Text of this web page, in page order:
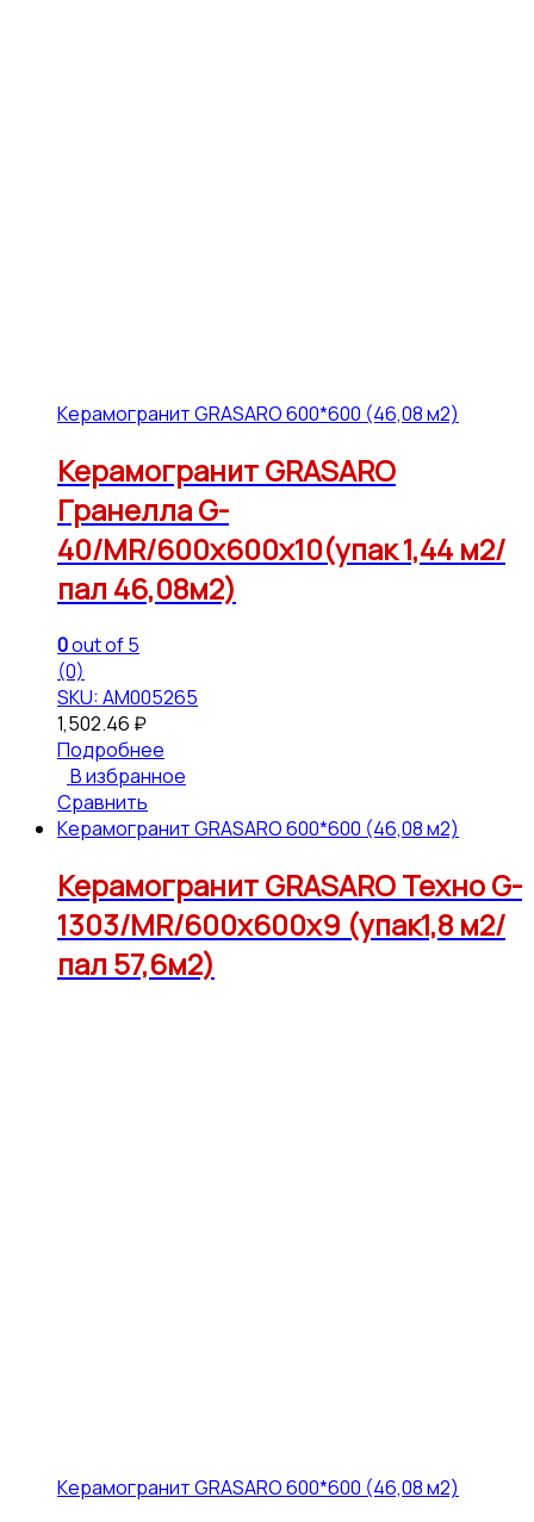
Керамогранит GRASARO 600*600 (46,08 м2)
Керамогранит GRASARO
Гранелла G-
40/MR/600x600x10(упак 1,44 м2/
пал 46,08м2)
0out of 5
(0)
SKU: АМ005265
1,502.46 ₽
Подробнее
В избранное
Сравнить
Керамогранит GRASARO 600*600 (46,08 м2)
Керамогранит GRASARO Техно G-
1303/MR/600x600x9 (упак1,8 м2/
пал 57,6м2)
Керамогранит GRASARO 600*600 (46,08 м2)